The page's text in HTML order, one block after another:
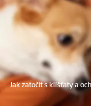
Jak zatočit s klíšťaty a